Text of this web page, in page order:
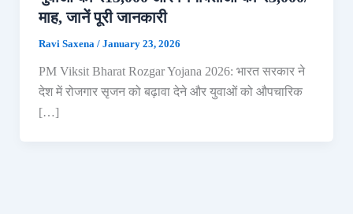
माह, जानें पूरी जानकारी
Ravi Saxena / January 23, 2026
PM Viksit Bharat Rozgar Yojana 2026: भारत सरकार ने
देश में रोजगार सृजन को बढ़ावा देने और युवाओं को औपचारिक
[…]